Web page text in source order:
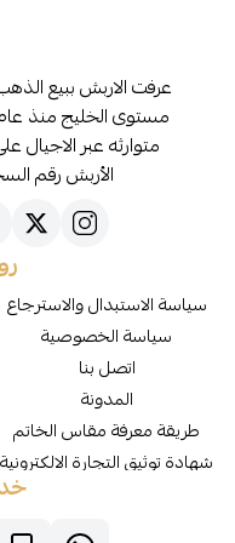
عرفت الاربش ببيع
متوارثه عبر
الأربش رقم السجل
سياسة الاستبدال والاسترجاع
سياسة الخصوصية
اتصل بنا
المدونة
طريقة معرفة مقاس الخاتم
شهادة توثيق التجارة الالكترونية